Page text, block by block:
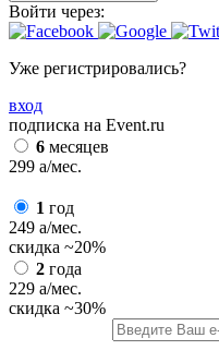
Войти через:
Уже регистрировались?
вход
подписка на Event.ru
6 месяцев
299 a/мес.
1 год
249 a/мес.
скидка ~20%
2 года
229 a/мес.
скидка ~30%